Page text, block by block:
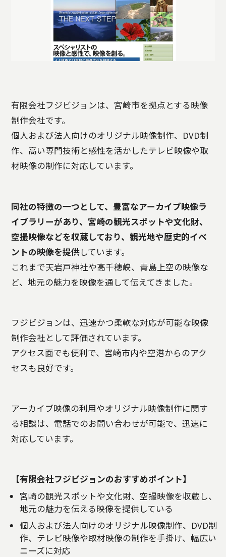
有限会社フジビジョンは、宮崎市を拠点とする映像
制作会社です。
個人および法人向けのオリジナル映像制作、DVD制
作、高い専門技術と感性を活かしたテレビ映像や取
材映像の制作に対応しています。
同社の特徴の一つとして、豊富なアーカイブ映像ラ
イブラリーがあり、宮崎の観光スポットや文化財、
空撮映像などを収蔵しており、観光地や歴史的イベ
ントの映像を提供しています。
これまで天岩戸神社や高千穂峡、青島上空の映像な
ど、地元の魅力を映像を通して伝えてきました。
フジビジョンは、迅速かつ柔軟な対応が可能な映像
制作会社として評価されています。
アクセス面でも便利で、宮崎市内や空港からのアク
セスも良好です。
アーカイブ映像の利用やオリジナル映像制作に関す
る相談は、電話でのお問い合わせが可能で、迅速に
対応しています。
【有限会社フジビジョンのおすすめポイント】
宮崎の観光スポットや文化財、空撮映像を収蔵し、
地元の魅力を伝える映像を提供している
個人および法人向けのオリジナル映像制作、DVD制
作、テレビ映像や取材映像の制作を手掛け、幅広い
ニーズに対応